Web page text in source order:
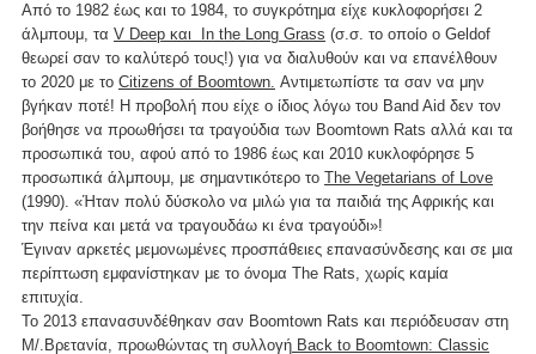
Από το 1982 έως και το 1984, το συγκρότημα είχε κυκλοφορήσει 2
άλμπουμ, τα V Deep και Ιn the Long Grass (σ.σ. το οποίο ο Geldof
θεωρεί σαν το καλύτερό τους!) για να διαλυθούν και να επανέλθουν
το 2020 με το Citizens of Boomtown. Αντιμετωπίστε τα σαν να μην
βγήκαν ποτέ! Η προβολή που είχε ο ίδιος λόγω του Band Aid δεν τον
βοήθησε να προωθήσει τα τραγούδια των Boomtown Rats αλλά και τα
προσωπικά του, αφού από το 1986 έως και 2010 κυκλοφόρησε 5
προσωπικά άλμπουμ, με σημαντικότερο το The Vegetarians of Love
(1990). «Ήταν πολύ δύσκολο να μιλώ για τα παιδιά της Αφρικής και
την πείνα και μετά να τραγουδάω κι ένα τραγούδι»!
Έγιναν αρκετές μεμονωμένες προσπάθειες επανασύνδεσης και σε μια
περίπτωση εμφανίστηκαν με το όνομα The Rats, χωρίς καμία
επιτυχία.
Το 2013 επανασυνδέθηκαν σαν Boomtown Rats και περιόδευσαν στη
Μ/.Βρετανία, προωθώντας τη συλλογή Back to Boomtown: Classic